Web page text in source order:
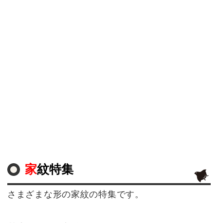
家紋特集
さまざまな形の家紋の特集です。